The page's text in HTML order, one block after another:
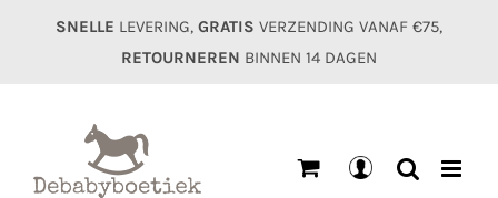
SNELLE LEVERING, GRATIS VERZENDING VANAF €75,
RETOURNEREN BINNEN 14 DAGEN